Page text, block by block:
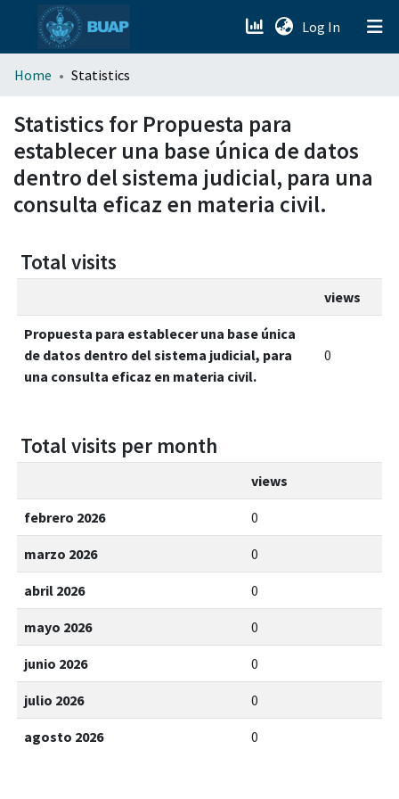
Log In (current)
menu.section.about_menu
All of DSpace
Home Statistics
Statistics for Propuesta para
establecer una base única de datos
dentro del sistema judicial, para una
consulta eficaz en materia civil.
Total visits
views
Propuesta para establecer una base única
de datos dentro del sistema judicial, para
una consulta eficaz en materia civil.
0
Total visits per month
views
febrero 2026 0
marzo 2026 0
abril 2026 0
mayo 2026 0
junio 2026 0
julio 2026 0
agosto 2026 0